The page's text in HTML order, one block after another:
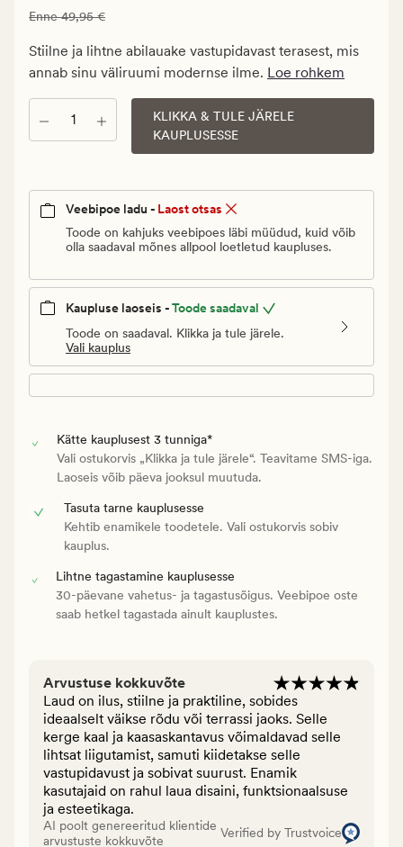
24,98
€.
Vanlig
Vanlig pris_ee
Enne49,95 €
Stiilne ja lihtne abilauake vastupidavast terasest, mis
annab sinu väliruumi modernse ilme. Loe rohkem
Kogus
KLIKKA & TULE JÄRELE
KAUPLUSESSE
Veebipoe ladu - Laost otsas
Toode on kahjuks veebipoes läbi müüdud, kuid võib
olla saadaval mõnes allpool loetletud kaupluses.
Kaupluse laoseis -Toode saadaval
Toode on saadaval. Klikka ja tule järele.
Vali kauplus
Kätte kauplusest 3 tunniga*
Vali ostukorvis „Klikka ja tule järele“. Teavitame SMS-iga.
Laoseis võib päeva jooksul muutuda.
Tasuta tarne kauplusesse
Kehtib enamikele toodetele. Vali ostukorvis sobiv
kauplus.
Lihtne tagastamine kauplusesse
30-päevane vahetus- ja tagastusõigus. Veebipoe oste
saab hetkel tagastada ainult kauplustes.
Arvustuse kokkuvõte
Laud on ilus, stiilne ja praktiline, sobides
ideaalselt väikse rõdu või terrassi jaoks. Selle
kerge kaal ja kaasaskantavus võimaldavad selle
lihtsat liigutamist, samuti kiidetakse selle
vastupidavust ja sobivat suurust. Enamik
kasutajaid on rahul laua disaini, funktsionaalsuse
ja esteetikaga.
AI poolt genereeritud klientide
arvustuste kokkuvõte
Verified by Trustvoice